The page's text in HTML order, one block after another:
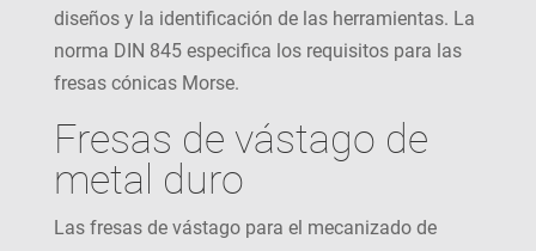
diseños y la identificación de las herramientas. La
norma DIN 845 especifica los requisitos para las
fresas cónicas Morse.
Fresas de vástago de
metal duro
Las fresas de vástago para el mecanizado de